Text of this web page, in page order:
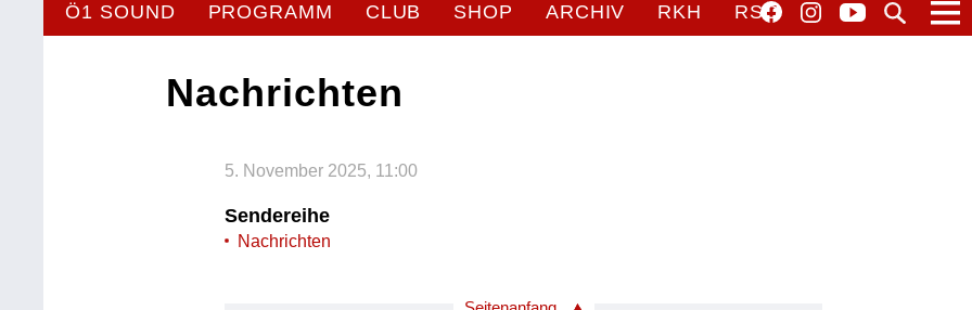
Ö1 SOUND PROGRAMM CLUB SHOP ARCHIV RKH RSO
Nachrichten
5. November 2025, 11:00
Sendereihe
Nachrichten